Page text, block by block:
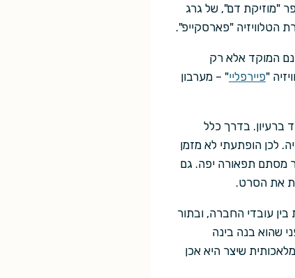
"מוזיקת דם", של גרג
הטלוויזיה "פארסקייפ".
המוקד אלא רק
"פיירפליי" – מערבון
ברעיון. בדרך כלל
לכן הופתעתי לא מזמן
מסתם תפאורה יפה. גם
את הסרט.
עובדי החברה, ובתור
שהוא בנה בינה
שיצר היא אכן